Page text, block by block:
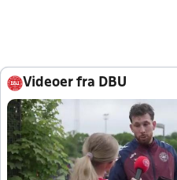
Videoer fra DBU